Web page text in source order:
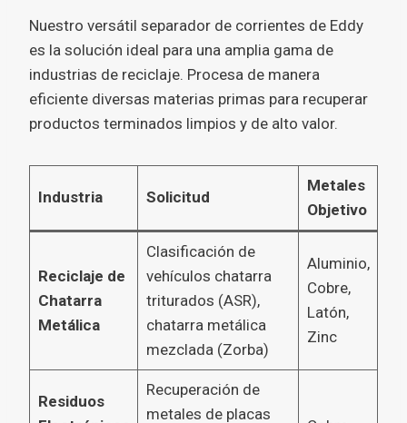
Nuestro versátil separador de corrientes de Eddy
es la solución ideal para una amplia gama de
industrias de reciclaje. Procesa de manera
eficiente diversas materias primas para recuperar
productos terminados limpios y de alto valor.
Industria Solicitud
Metales
Objetivo
Reciclaje de
Chatarra
Metálica
Clasificación de
vehículos chatarra
triturados (ASR),
chatarra metálica
mezclada (Zorba)
Aluminio,
Cobre,
Latón,
Zinc
Residuos
Recuperación de
metales de placas